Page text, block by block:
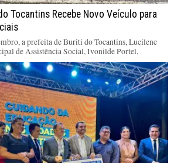
Tocantins Recebe Novo Veículo para
a prefeita de Buriti do Tocantins, Lucilene
de Assistência Social, Ivonilde Portel,